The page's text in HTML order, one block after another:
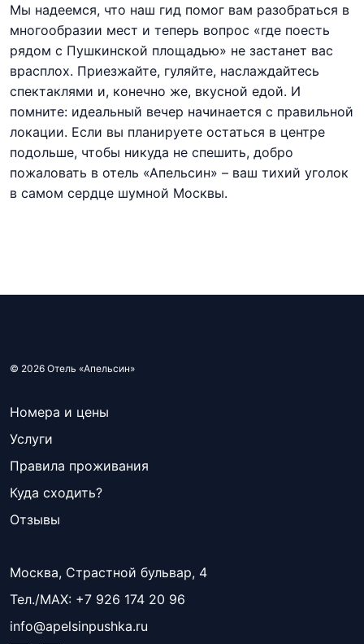
Мы надеемся, что наш гид помог вам разобраться в
многообразии мест и теперь вопрос «где поесть
рядом с Пушкинской площадью» не застанет вас
врасплох. Приезжайте, гуляйте, наслаждайтесь
спектаклями и, конечно же, вкусной едой. И
помните: идеальный вечер начинается с правильной
локации. Если вы планируете остаться в центре
подольше, чтобы никуда не спешить, добро
пожаловать в отель «Апельсин» – ваш тихий уголок
в самом сердце шумной Москвы.
© 2026 Отель «Апельсин»
Номера и цены
Услуги
Правила проживания
Куда сходить?
Отзывы
Москва, Страстной бульвар, 4
Тел./МАХ: +7 926 174 20 96
info@apelsinpushka.ru